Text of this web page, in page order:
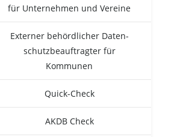
für Unter­neh­men und Vereine
Exter­ner behörd­li­cher Daten­
schutz­be­auf­trag­ter für
Kommunen
Quick-Check
AKDB Check